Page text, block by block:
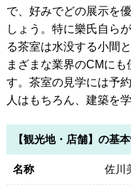
で、好みでどの展示を
しょう。特に樂氏自ら
る茶室は水没する小間
まざまな業界のCMに
す。茶室の見学には予
人はもちろん、建築を
【観光地・店舗】の基
名称 佐川